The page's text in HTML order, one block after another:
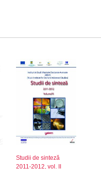
Studii de sinteză
2011-2012, vol. II